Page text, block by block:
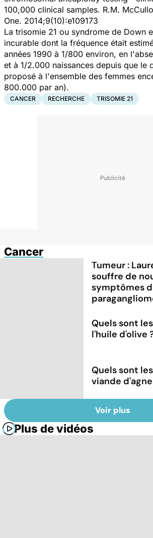
100,000 clinical samples. R.M.
One. 2014;9(10):e109173
La trisomie 21 ou syndrome de Down
incurable dont la fréquence était
années 1990 à 1/800 environ, en
et à 1/2.000 naissances depuis que le
proposé à l'ensemble des femmes
800.000 par an).
CANCER RECHERCHE TRISOMIE 21
Cancer
Tumeur :
souffre de
symptômes
Quels sont
l'huile d'olive
Quels sont
viande
Voir plus
Plus de vidéos